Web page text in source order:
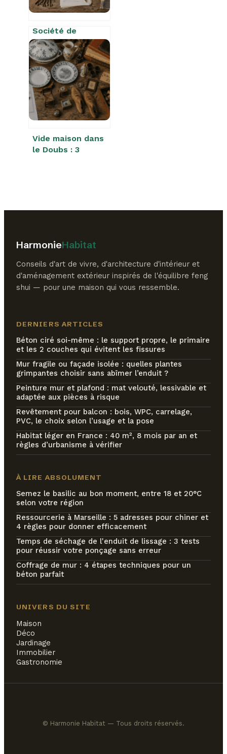
Société de
débarras :
facturation,
gratuité ou
indemnisation,
comment vider
votre logement ?
Vide maison dans
le Doubs : 3
HarmonieHabitat
Conseils d'art de vivre, d'architecture d'intérieur et
d'aménagement extérieur inspirés de l'équilibre feng
shui — pour une maison qui vous ressemble.
DERNIERS ARTICLES
Béton ciré soi-même : le support propre, le primaire
et les 2 couches qui évitent les fissures
Mur fragile ou façade isolée : quelles plantes
grimpantes choisir sans abîmer l’enduit ?
Peinture mur et plafond : mat velouté, lessivable et
adaptée aux pièces à risque
Revêtement pour balcon : bois, WPC, carrelage,
PVC, le choix selon l’usage et la pose
Habitat léger en France : 40 m², 8 mois par an et
règles d’urbanisme à vérifier
À LIRE ABSOLUMENT
Semez le basilic au bon moment, entre 18 et 20°C
selon votre région
Ressourcerie à Marseille : 5 adresses pour chiner et
4 règles pour donner efficacement
Temps de séchage de l'enduit de lissage : 3 tests
pour réussir votre ponçage sans erreur
Coffrage de mur : 4 étapes techniques pour un
béton parfait
UNIVERS DU SITE
Maison
Déco
Jardinage
Immobilier
Gastronomie
© Harmonie Habitat — Tous droits réservés.